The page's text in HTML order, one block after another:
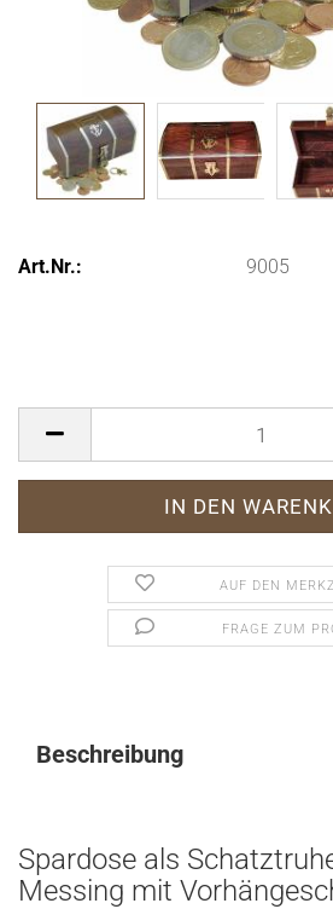
Art.Nr.: 9005
AUF DEN
FRAGE ZUM
Beschreibung
Spardose als
Messing mit